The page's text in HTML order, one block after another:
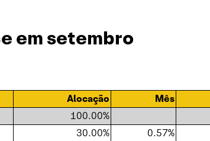
em setembro
Alocação Mês
100.00%
30.00% 0.57%